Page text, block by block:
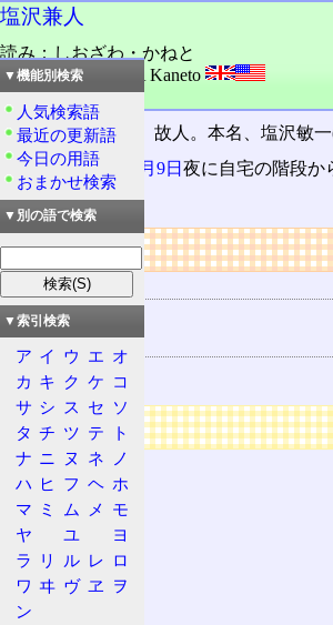
塩沢兼人
読み：しおざわ・かねと
外語：SHIOZAWA Kaneto
品詞：人名
日本の男性声優
。故人。本名、塩沢敏
2000(平成12)年
5月9日夜に自宅の階段か
没。
リンク
用語の所属
声優
関連する用語
R・田中一郎
広告
▼機能別検索
人気検索語
最近の更新語
今日の用語
おまかせ検索
▼別の語で検索
▼索引検索
ア イ ウ エ オ
カ キ ク ケ コ
サ シ ス セ ソ
タ チ ツ テ
ト
ナ ニ ヌ ネ
ノ
ハ ヒ フ ヘ ホ
マ ミ ム メ
モ
ヤ
ユ
ヨ
ラ
リ ル レ ロ
ワ ヰ ヴ ヱ
ヲ
ン